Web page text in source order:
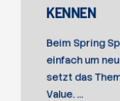
KENNEN
Beim Spring
einfach um
setzt das
Value. ...